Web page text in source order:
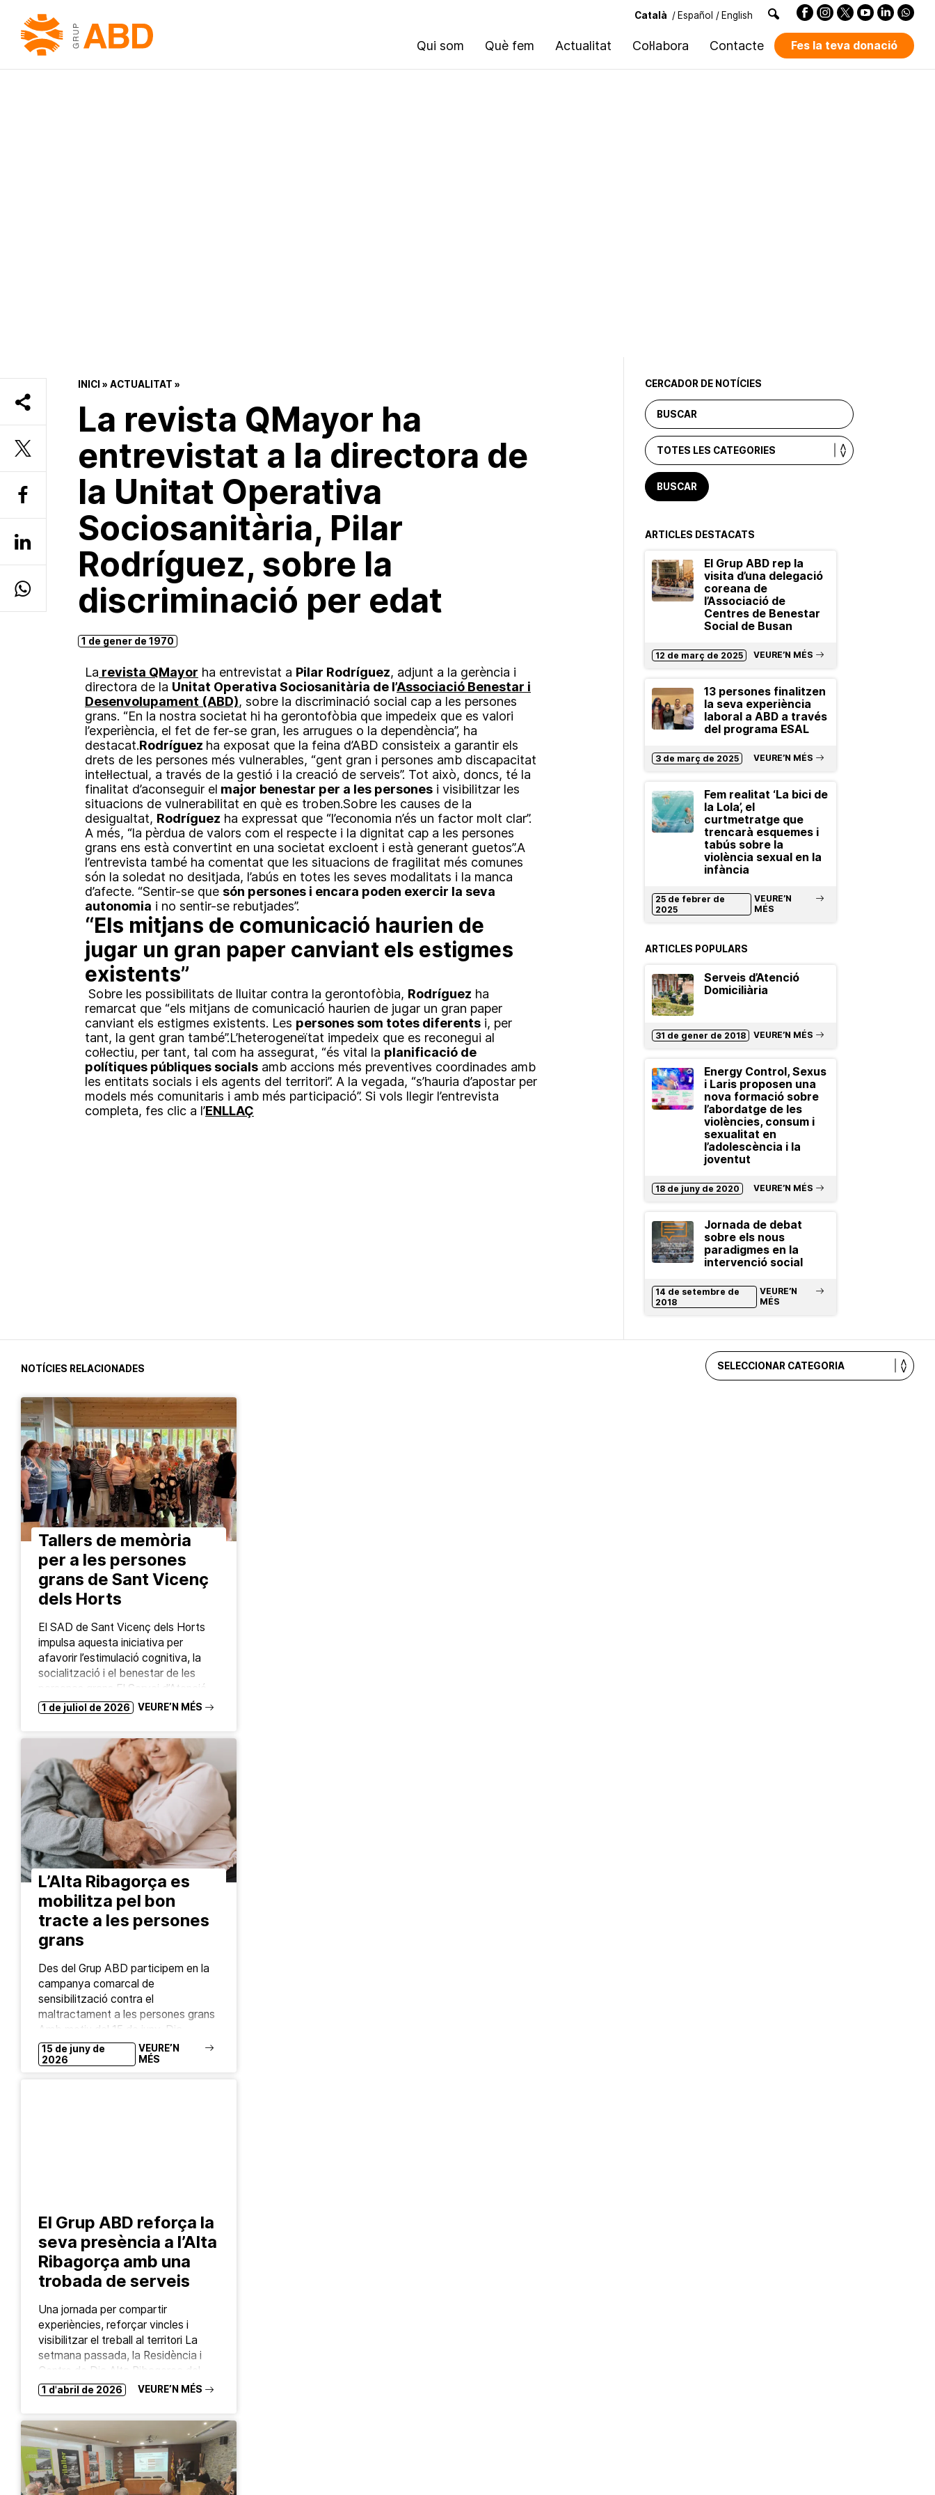
Català / Español / English
Qui som Què fem Actualitat Col·labora Contacte Fes la teva donació
INICI » ACTUALITAT »
La revista QMayor ha
entrevistat a la directora de
la Unitat Operativa
Sociosanitària, Pilar
Rodríguez, sobre la
discriminació per edat
1 de gener de 1970
La revista QMayor ha entrevistat a Pilar Rodríguez, adjunt a la gerència i
directora de la Unitat Operativa Sociosanitària de l’Associació Benestar i
Desenvolupament (ABD), sobre la discriminació social cap a les persones
grans. “En la nostra societat hi ha gerontofòbia que impedeix que es valori
l’experiència, el fet de fer-se gran, les arrugues o la dependència”, ha
destacat.Rodríguez ha exposat que la feina d’ABD consisteix a garantir els
drets de les persones més vulnerables, “gent gran i persones amb discapacitat
intel·lectual, a través de la gestió i la creació de serveis”. Tot això, doncs, té la
finalitat d’aconseguir el major benestar per a les personesi visibilitzar les
situacions de vulnerabilitat en què es troben.Sobre les causes de la
desigualtat, Rodríguez ha expressat que “l’economia n’és un factor molt clar”.
A més, “la pèrdua de valors com el respecte i la dignitat cap a les persones
grans ens està convertint en una societat excloent i està generant guetos”.A
l’entrevista també ha comentat que les situacions de fragilitat més comunes
són la soledat no desitjada, l’abús en totes les seves modalitats i la manca
d’afecte. “Sentir-se que són persones i encara poden exercir la seva
autonomia i no sentir-se rebutjades”.
“Els mitjans de comunicació haurien de
jugar un gran paper canviant els estigmes
existents”
Sobre les possibilitats de lluitar contra la gerontofòbia, Rodríguez ha
remarcat que “els mitjans de comunicació haurien de jugar un gran paper
canviant els estigmes existents. Les persones som totes diferentsi, per
tant, la gent gran també”.L’heterogeneïtat impedeix que es reconegui al
col·lectiu, per tant, tal com ha assegurat, “és vital la planificació de
polítiques públiques socialsamb accions més preventives coordinades amb
les entitats socials i els agents del territori”. A la vegada, “s’hauria d’apostar per
models més comunitaris i amb més participació”. Si vols llegir l’entrevista
completa, fes clic a l’ENLLAÇ
CERCADOR DE NOTÍCIES
ARTICLES DESTACATS
El Grup ABD rep la
visita d’una delegació
coreana de
l’Associació de
Centres de Benestar
Social de Busan
12 de març de 2025 VEURE’N MÉS
13 persones finalitzen
la seva experiència
laboral a ABD a través
del programa ESAL
3 de març de 2025 VEURE’N MÉS
Fem realitat ‘La bici de
la Lola’, el
curtmetratge que
trencarà esquemes i
tabús sobre la
violència sexual en la
infància
25 de febrer de
2025
VEURE’N
MÉS
ARTICLES POPULARS
Serveis d’Atenció
Domiciliària
31 de gener de 2018 VEURE’N MÉS
Energy Control, Sexus
i Laris proposen una
nova formació sobre
l’abordatge de les
violències, consum i
sexualitat en
l’adolescència i la
joventut
18 de juny de 2020 VEURE’N MÉS
Jornada de debat
sobre els nous
paradigmes en la
intervenció social
14 de setembre de
2018
VEURE’N
MÉS
NOTÍCIES RELACIONADES
Tallers de memòria
per a les persones
grans de Sant Vicenç
dels Horts
El SAD de Sant Vicenç dels Horts
impulsa aquesta iniciativa per
afavorir l’estimulació cognitiva, la
socialització i el benestar de les
persones grans El Servei d’Atenció
Domiciliària (SAD) de Sant…
1 de juliol de 2026 VEURE’N MÉS
L’Alta Ribagorça es
mobilitza pel bon
tracte a les persones
grans
Des del Grup ABD participem en la
campanya comarcal de
sensibilització contra el
maltractament a les persones grans
Amb motiu del 15 de juny, Dia
Mundial de la Presa de…
15 de juny de
2026
VEURE’N
MÉS
El Grup ABD reforça la
seva presència a l’Alta
Ribagorça amb una
trobada de serveis
Una jornada per compartir
experiències, reforçar vincles i
visibilitzar el treball al territori La
setmana passada, la Residència i
Centre de Dia Alta Ribagorça del
Pont de Suert, gestionada pel…
1 d'abril de 2026 VEURE’N MÉS